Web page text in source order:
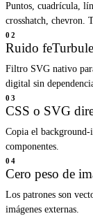
Puntos, cuadrícula,
crosshatch, chevron.
02
Ruido
Filtro SVG nativo
digital sin
03
CSS o SVG
Copia el
componentes.
04
Cero peso de
Los patrones son
imágenes externas.